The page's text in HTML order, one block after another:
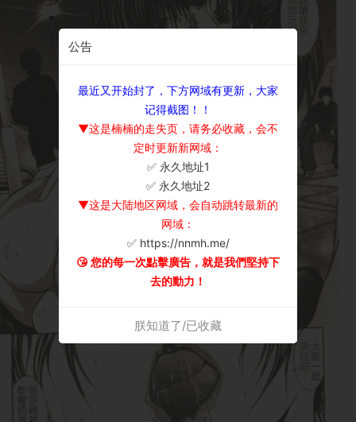
公告
最近又开始封了，下方网域有更新，大家
记得截图！！
▼这是楠楠的走失页，请务必收藏，会不
定时更新新网域：
✅ 永久地址1
✅ 永久地址2
▼这是大陆地区网域，会自动跳转最新的
网域：
✅ https://nnmh.me/
😘 您的每一次點擊廣告，就是我們堅持下
去的動力！
朕知道了/已收藏